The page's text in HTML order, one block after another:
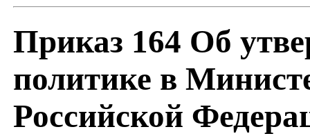
Приказ 164 Об
политике в
Российской